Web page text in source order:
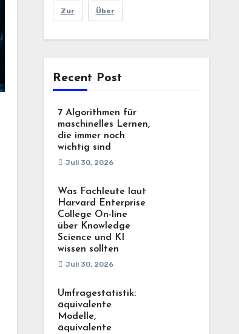
Zur Über
Recent Post
7 Algorithmen für
maschinelles Lernen,
die immer noch
wichtig sind
Juli 30, 2026
Was Fachleute laut
Harvard Enterprise
College On-line
über Knowledge
Science und KI
wissen sollten
Juli 30, 2026
Umfragestatistik:
äquivalente
Modelle,
äquivalente